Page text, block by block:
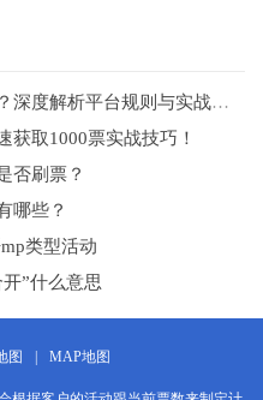
度解析平台规则与实战经验
获取1000票实战技巧！
否刷票？
哪些？
类型活动
”什么意思
图 MAP地图